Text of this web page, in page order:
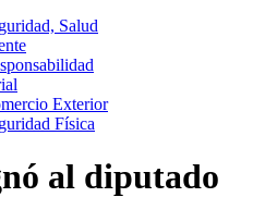
Salud
Exterior
Física
al diputado